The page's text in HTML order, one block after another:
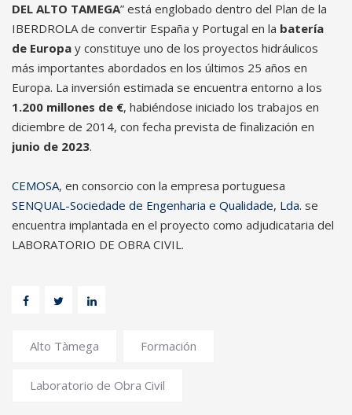
DEL ALTO TAMEGA” está englobado dentro del Plan de la
IBERDROLA de convertir España y Portugal en la batería
de Europa y constituye uno de los proyectos hidráulicos
más importantes abordados en los últimos 25 años en
Europa. La inversión estimada se encuentra entorno a los
1.200 millones de €, habiéndose iniciado los trabajos en
diciembre de 2014, con fecha prevista de finalización en
junio de 2023.
CEMOSA, en consorcio con la empresa portuguesa
SENQUAL-Sociedade de Engenharia e Qualidade, Lda. se
encuentra implantada en el proyecto como adjudicataria del
LABORATORIO DE OBRA CIVIL.
Alto Tàmega Formación
Laboratorio de Obra Civil